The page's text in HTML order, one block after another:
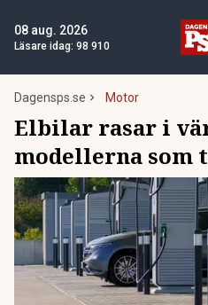
08 aug. 2026
Läsare idag: 98 910
Dagensps.se Motor
Elbilar rasar i
modellerna som